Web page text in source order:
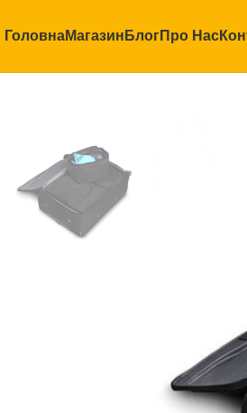
ГоловнаМагазин БлогПро Нас